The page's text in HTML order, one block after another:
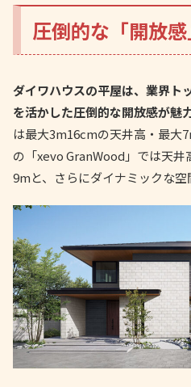
圧倒的な「開放
ダイワハウスの平屋は、業界ト
を活かした圧倒的な開放感が魅
は最大3m16cmの天井高・最大
の「xevo GranWood」では天
9mと、さらにダイナミックな空